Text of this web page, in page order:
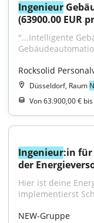
Ingenieur
(63900.00 EUR
"...Intelligente
Rocksolid
Düsseldorf, Raum
Von 63.900,00 €
Ingenieur:in für
der
Hier ist deine
implementierst
NEW-Gruppe